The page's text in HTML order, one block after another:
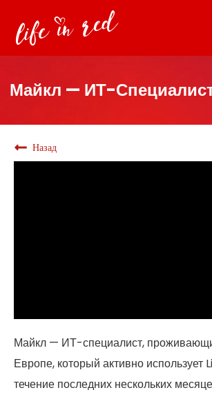
Майкл — ИТ-
Назад
Майкл — ИТ-специалист,
Европе, который активно использует
течение последних нескольких